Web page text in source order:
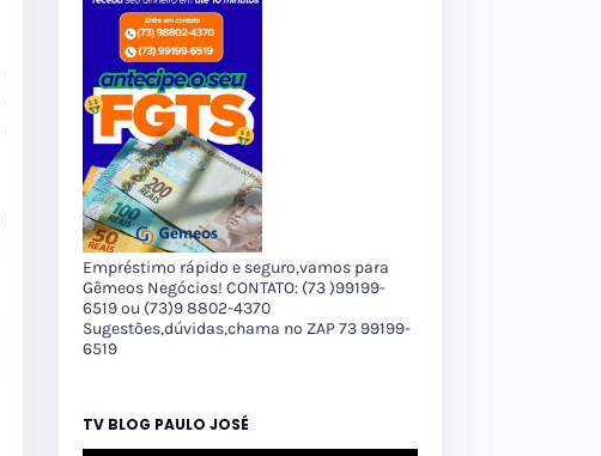
Empréstimo rápido e seguro,vamos para
Gêmeos Negócios! CONTATO: (73 )99199-
6519 ou (73)9 8802-4370
Sugestões,dúvidas,chama no ZAP 73 99199-
6519
TV BLOG PAULO JOSÉ